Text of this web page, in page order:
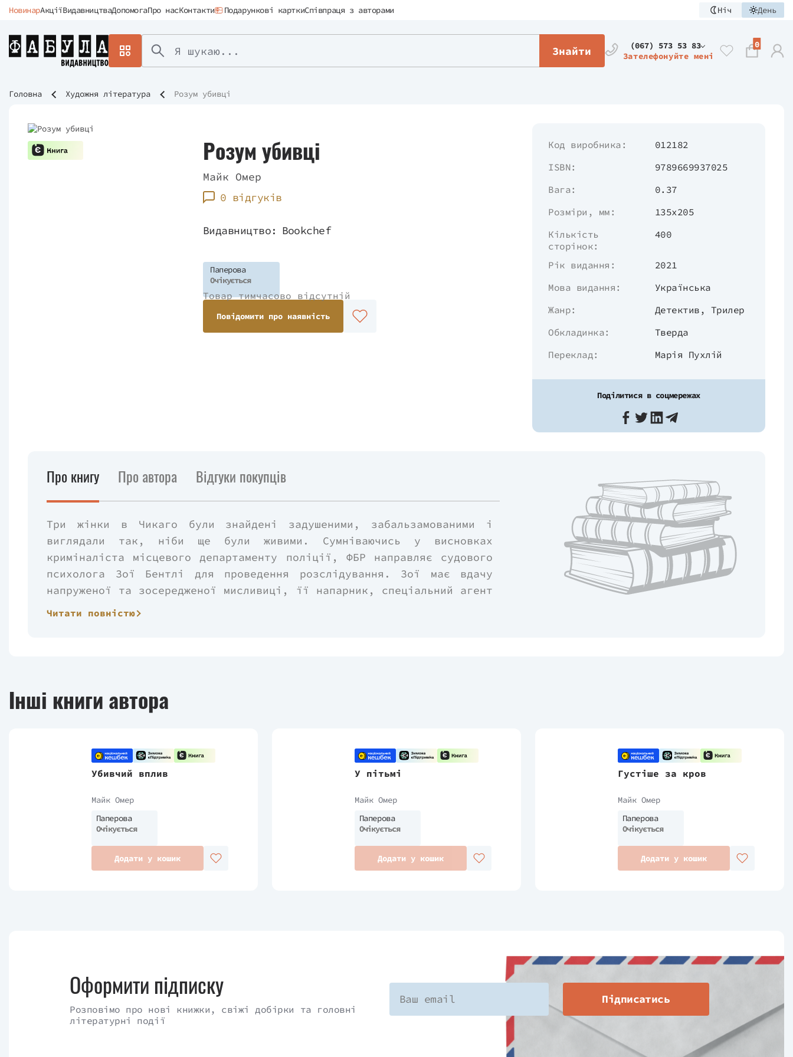
НовинарАкціїВидавництваДопомогаПро насКонтакти Подарункові карткиСпівпраця з авторами Ніч День
Знайти
(067) 573 53 83
Зателефонуйте мені
0
Головна Художня література Розум убивці
Розум убивці
Майк Омер
0 відгуків
Видавництво: Bookchef
Паперова
Очікується
Товар тимчасово відсутній
Повідомити про наявність
Код виробника:
012182
ISBN:
9789669937025
Вага:
0.37
Розміри, мм:
135х205
Кількість
сторінок:
400
Рік видання:
2021
Мова видання:
Українська
Жанр:
Детектив , Трилер
Обкладинка:
Тверда
Переклад:
Марія Пухлій
Поділитися в соцмережах
Про книгу Про автора Відгуки покупців
Три жінки в Чикаго були знайдені задушеними, забальзамованими і
виглядали так, ніби ще були живими. Сумніваючись у висновках
криміналіста місцевого департаменту поліції, ФБР направляє судового
психолога Зої Бентлі для проведення розслідування. Зої має вдачу
напруженої та зосередженої мисливиці, її напарник, спеціальний агент
Татум Грей - самозакоханий індивідуаліст, який не визнає правил.
опиняється на місці здобичі. Вона навчена проникати в свідомість
Читати повністю
Інші книги автора
Убивчий вплив
Майк Омер
Паперова
Очікується
Додати у кошик
У пітьмі
Майк Омер
Паперова
Очікується
Додати у кошик
Густіше за кров
Майк Омер
Паперова
Очікується
Додати у кошик
Оформити підписку
Розповімо про нові книжки, свіжі добірки та головні
літературні події
Підписатись